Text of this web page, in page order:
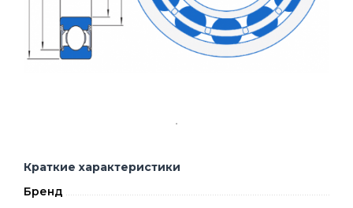
Краткие характеристики
Бренд